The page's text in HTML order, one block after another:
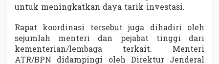
untuk meningkatkan daya tarik investasi.
Rapat koordinasi tersebut juga dihadiri oleh
sejumlah menteri dan pejabat tinggi dari
kementerian/lembaga terkait. Menteri
ATR/BPN didampingi oleh Direktur Jenderal